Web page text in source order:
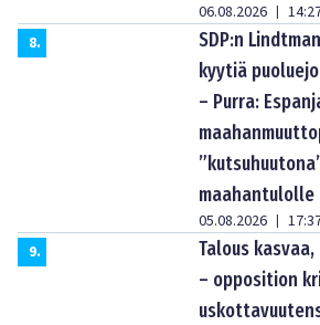
06.08.2026 |
8.
SDP:n
kyytiä
– Purra:
maahantulolle
05.08.2026 |
9.
Talous
– opposition